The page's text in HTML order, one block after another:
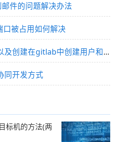
件的问题解决办法
被占用如何解决
Idea连接GitLab的过程以及创建在gitlab中创建用户和群组方式
同开发方式
标机的方法(两